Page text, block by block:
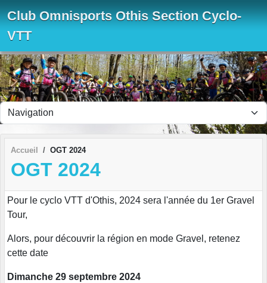
Club Omnisports Othis Section Cyclo-
VTT
Accueil OGT 2024
OGT 2024
Pour le cyclo VTT d'Othis, 2024 sera l'année du 1er Gravel
Tour,
Alors, pour découvrir la région en mode Gravel, retenez
cette date
Dimanche 29 septembre 2024